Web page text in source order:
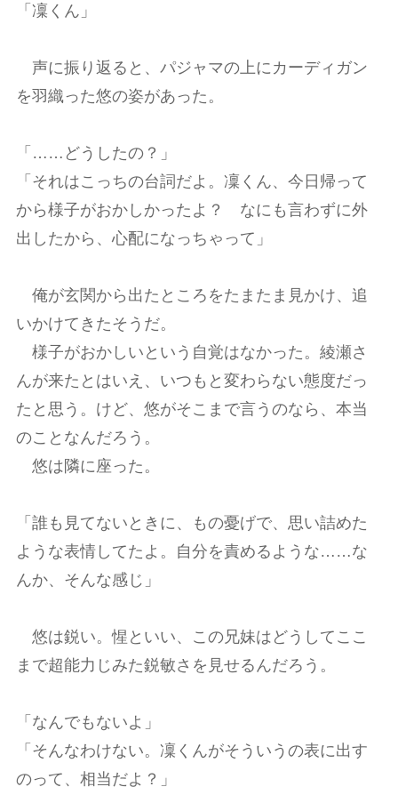
「凜くん」
声に振り返ると、パジャマの上にカーディガン
を羽織った悠の姿があった。
「……どうしたの？」
「それはこっちの台詞だよ。凜くん、今日帰って
から様子がおかしかったよ？ なにも言わずに外
出したから、心配になっちゃって」
俺が玄関から出たところをたまたま見かけ、追
いかけてきたそうだ。
様子がおかしいという自覚はなかった。綾瀬さ
んが来たとはいえ、いつもと変わらない態度だっ
たと思う。けど、悠がそこまで言うのなら、本当
のことなんだろう。
悠は隣に座った。
「誰も見てないときに、もの憂げで、思い詰めた
ような表情してたよ。自分を責めるような……な
んか、そんな感じ」
悠は鋭い。惺といい、この兄妹はどうしてここ
まで超能力じみた鋭敏さを見せるんだろう。
「なんでもないよ」
「そんなわけない。凜くんがそういうの表に出す
のって、相当だよ？」